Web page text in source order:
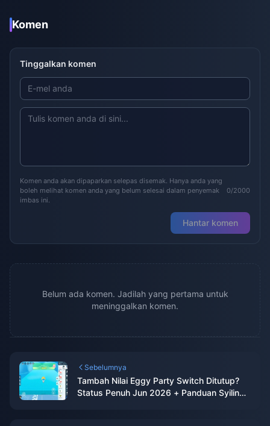
Komen
Tinggalkan komen
Komen anda akan dipaparkan selepas disemak. Hanya anda yang
boleh melihat komen anda yang belum selesai dalam penyemak
imbas ini.
0/2000
Hantar komen
Belum ada komen. Jadilah yang pertama untuk
meninggalkan komen.
Sebelumnya
Tambah Nilai Eggy Party Switch Ditutup?
Status Penuh Jun 2026 + Panduan Syiling